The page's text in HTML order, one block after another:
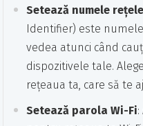
Setează numele
Identifier) este numele
vedea atunci când
dispozitivele tale.
rețeaua ta, care să te
Setează parola Wi-Fi